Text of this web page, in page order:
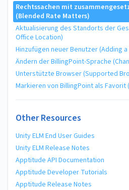
Rechtssachen mit
(Blended Rate Matters)
Aktualisierung des Standorts der
Office Location)
Hinzufügen neuer Benutzer (Adding a
Ändern der BillingPoint-Sprache
Unterstützte Browser (Supported
Markieren von BillingPoint als Favorit
Other Resources
Unity ELM End User Guides
Unity ELM Release Notes
Apptitude API Documentation
Apptitude Developer Tutorials
Apptitude Release Notes